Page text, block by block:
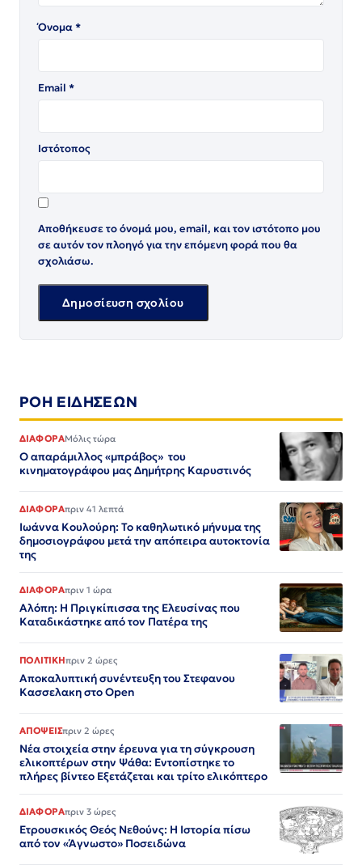
Όνομα*
Email *
Ιστότοπος
Αποθήκευσε το όνομά μου, email, και τον ιστότοπο μου
σε αυτόν τον πλοηγό για την επόμενη φορά που θα
σχολιάσω.
ΡΟΗ ΕΙΔΗΣΕΩΝ
ΔΙΑΦΟΡΑΜόλις τώρα
Ο απαράμιλλος «μπράβος» του
κινηματογράφου μας Δημήτρης Καρυστινός
ΔΙΑΦΟΡΑπριν 41 λεπτά
Ιωάννα Κουλούρη: Το καθηλωτικό μήνυμα της
δημοσιογράφου μετά την απόπειρα αυτοκτονία
της
ΔΙΑΦΟΡΑπριν 1 ώρα
Αλόπη: Η Πριγκίπισσα της Ελευσίνας που
Καταδικάστηκε από τον Πατέρα της
ΠΟΛΙΤΙΚΗπριν 2 ώρες
Αποκαλυπτική συνέντευξη του Στεφανου
Κασσελακη στο Open
ΑΠΟΨΕΙΣπριν 2 ώρες
Νέα στοιχεία στην έρευνα για τη σύγκρουση
ελικοπτέρων στην Ψάθα: Εντοπίστηκε το
πλήρες βίντεο Εξετάζεται και τρίτο ελικόπτερο​​​​​​​​​​​​​​​​​​​​​​​​​​​​​​​​​​​​​​​​​​​​​​​​​​
ΔΙΑΦΟΡΑπριν 3 ώρες
Ετρουσκικός Θεός Νεθούνς: Η Ιστορία πίσω
από τον «Άγνωστο» Ποσειδώνα